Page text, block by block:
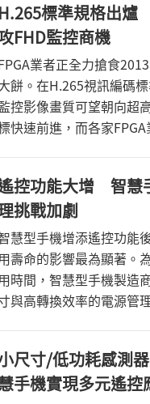
1,080p畫素的新一代解決
市場商機。
H.265標準規格出爐
FHD監控商機
業者正全力搶食
餅。在H.265視訊編碼標
控影像畫質可望朝向超
快速前進，而各家
術競賽。
控功能大增 智慧
挑戰加劇
慧型手機增添遙控功能
壽命的影響最為顯著。
時間，智慧型手機製造
與高轉換效率的電源管
尺寸/低功耗感測
手機實現多元遙控